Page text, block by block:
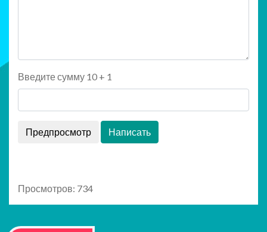
Введите сумму 10 + 1
Просмотров: 734